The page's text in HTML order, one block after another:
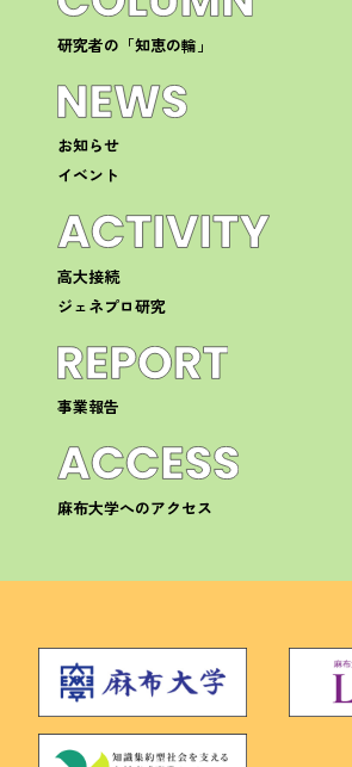
研究者の「知恵の輪」
お知らせ
イベント
高大接続
ジェネプロ研究
事業報告
麻布大学へのアクセス